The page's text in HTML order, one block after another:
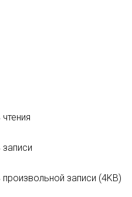
записи (4KB)